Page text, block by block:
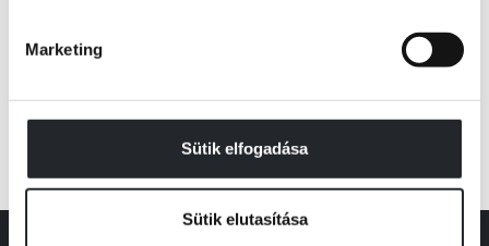
Marketing
Sütik elfogadása
Sütik elutasítása
Összes könyv